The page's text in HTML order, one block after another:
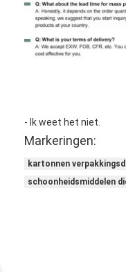
- Ik weet het niet.
Markeringen:
kartonnen
schoonheidsmiddelen